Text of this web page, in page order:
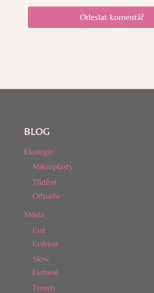
BLOG
Ekologie
Mikroplasty
Třídění
Odpadu
Móda
Fast
Fashion
Slow
Fashion
Trendy